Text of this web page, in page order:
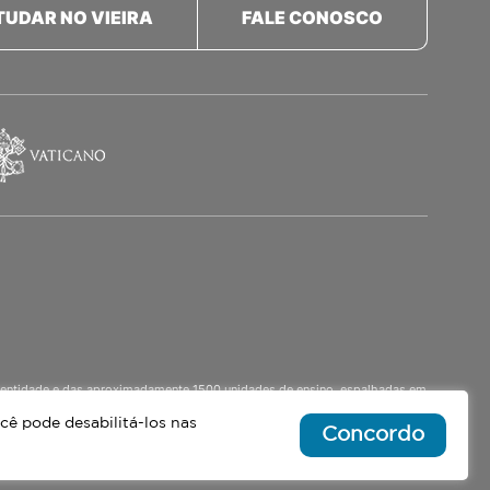
NO VIEIRA FALE CONOSCO
e das aproximadamente 1500 unidades de ensino, espalhadas em
pode desabilitá-los nas
Concordo